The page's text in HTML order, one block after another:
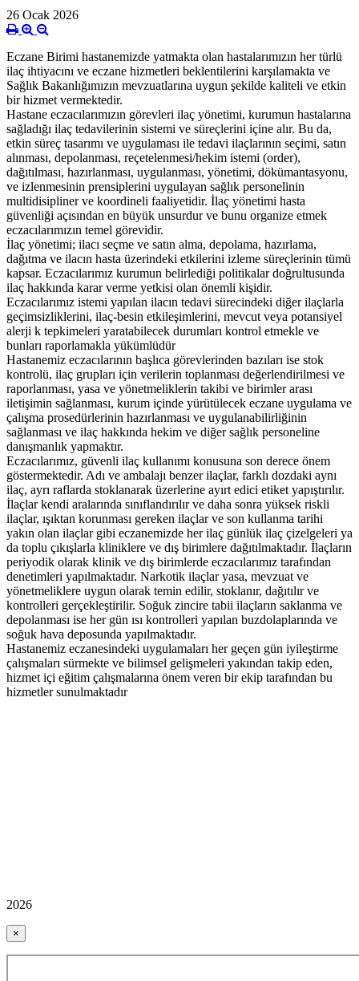
26 Ocak 2026
Eczane Birimi hastanemizde yatmakta olan hastalarımızın her türlü
ilaç ihtiyacını ve eczane hizmetleri beklentilerini karşılamakta ve
Sağlık Bakanlığımızın mevzuatlarına uygun şekilde kaliteli ve etkin
bir hizmet vermektedir.
Hastane eczacılarımızın görevleri ilaç yönetimi, kurumun hastalarına
sağladığı ilaç tedavilerinin sistemi ve süreçlerini içine alır. Bu da,
etkin süreç tasarımı ve uygulaması ile tedavi ilaçlarının seçimi, satın
alınması, depolanması, reçetelenmesi/hekim istemi (order),
dağıtılması, hazırlanması, uygulanması, yönetimi, dökümantasyonu,
ve izlenmesinin prensiplerini uygulayan sağlık personelinin
multidisipliner ve koordineli faaliyetidir. İlaç yönetimi hasta
güvenliği açısından en büyük unsurdur ve bunu organize etmek
eczacılarımızın temel görevidir.
İlaç yönetimi; ilacı seçme ve satın alma, depolama, hazırlama,
dağıtma ve ilacın hasta üzerindeki etkilerini izleme süreçlerinin tümü
kapsar. Eczacılarımız kurumun belirlediği politikalar doğrultusunda
ilaç hakkında karar verme yetkisi olan önemli kişidir.
Eczacılarımız istemi yapılan ilacın tedavi sürecindeki diğer ilaçlarla
geçimsizliklerini, ilaç-besin etkileşimlerini, mevcut veya potansiyel
alerji k tepkimeleri yaratabilecek durumları kontrol etmekle ve
bunları raporlamakla yükümlüdür
Hastanemiz eczacılarının başlıca görevlerinden bazıları ise stok
kontrolü, ilaç grupları için verilerin toplanması değerlendirilmesi ve
raporlanması, yasa ve yönetmeliklerin takibi ve birimler arası
iletişimin sağlanması, kurum içinde yürütülecek eczane uygulama ve
çalışma prosedürlerinin hazırlanması ve uygulanabilirliğinin
sağlanması ve ilaç hakkında hekim ve diğer sağlık personeline
danışmanlık yapmaktır.
Eczacılarımız, güvenli ilaç kullanımı konusuna son derece önem
göstermektedir. Adı ve ambalajı benzer ilaçlar, farklı dozdaki aynı
ilaç, ayrı raflarda stoklanarak üzerlerine ayırt edici etiket yapıştırılır.
İlaçlar kendi aralarında sınıflandırılır ve daha sonra yüksek riskli
ilaçlar, ışıktan korunması gereken ilaçlar ve son kullanma tarihi
yakın olan ilaçlar gibi eczanemizde her ilaç günlük ilaç çizelgeleri ya
da toplu çıkışlarla kliniklere ve dış birimlere dağıtılmaktadır. İlaçların
periyodik olarak klinik ve dış birimlerde eczacılarımız tarafından
denetimleri yapılmaktadır. Narkotik ilaçlar yasa, mevzuat ve
yönetmeliklere uygun olarak temin edilir, stoklanır, dağıtılır ve
kontrolleri gerçekleştirilir. Soğuk zincire tabii ilaçların saklanma ve
depolanması ise her gün ısı kontrolleri yapılan buzdolaplarında ve
soğuk hava deposunda yapılmaktadır.
Hastanemiz eczanesindeki uygulamaları her geçen gün iyileştirme
çalışmaları sürmekte ve bilimsel gelişmeleri yakından takip eden,
hizmet içi eğitim çalışmalarına önem veren bir ekip tarafından bu
hizmetler sunulmaktadır
2026
×